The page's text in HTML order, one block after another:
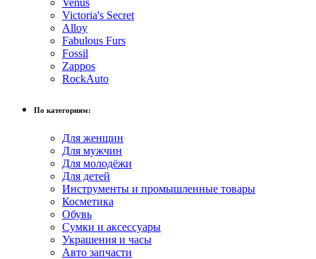
Venus
Victoria's Secret
Alloy
Fabulous Furs
Fossil
Zappos
RockAuto
По категориям:
Для женщин
Для мужчин
Для молодёжи
Для детей
Инструменты и промышленные товары
Косметика
Обувь
Сумки и аксессуары
Украшения и часы
Авто запчасти